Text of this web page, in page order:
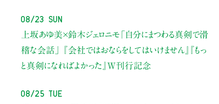
08/23 Sun
上坂あゆ美×鈴木ジェロニモ 「自分にまつわる真剣で滑
稽な会話」
『会社ではおならをしてはいけません』『もっ
と真剣になればよかった』W刊行記念
08/25 Tue